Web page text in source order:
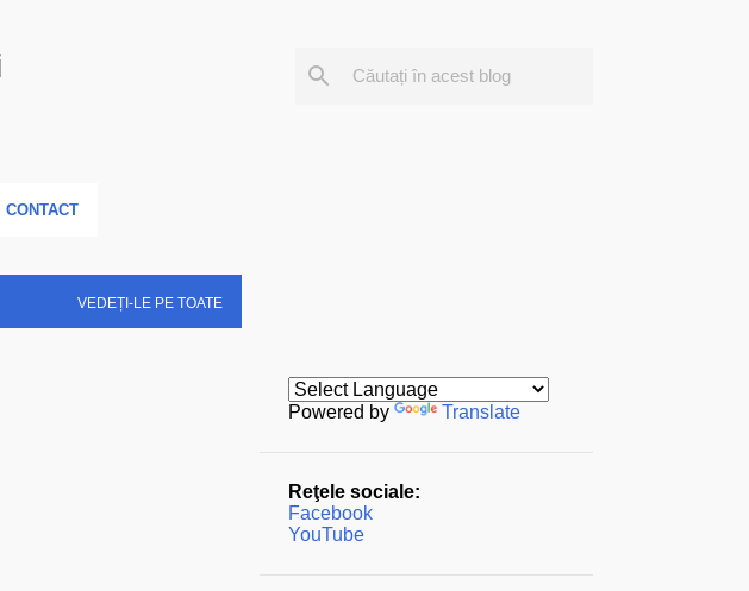
CONTACT
VEDEȚI-LE PE TOATE
Powered by Translate
Reţele sociale:
Facebook
YouTube